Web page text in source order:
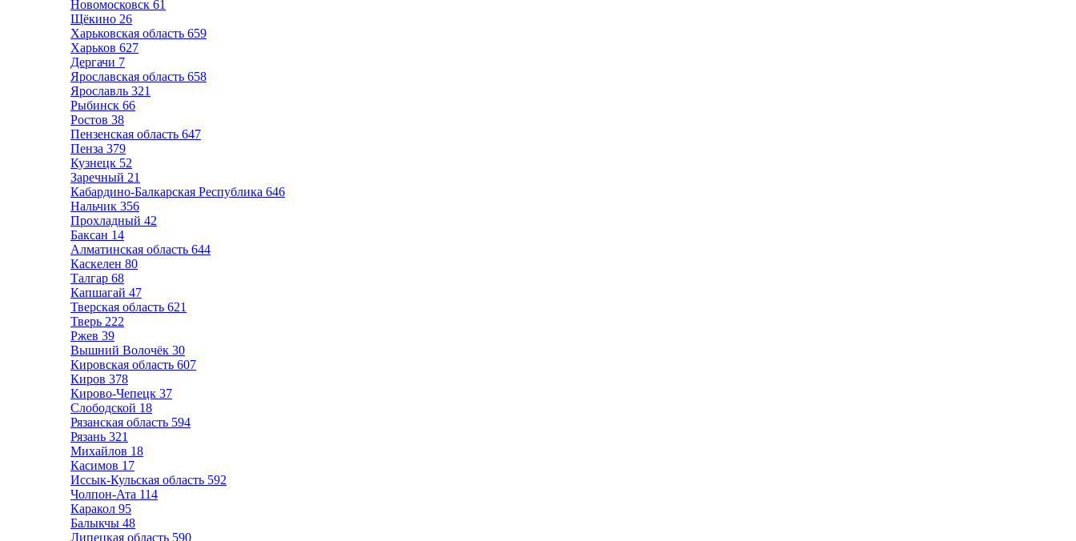
Новомосковск 61
Щёкино 26
Харьковская область 659
Харьков 627
Дергачи 7
Ярославская область 658
Ярославль 321
Рыбинск 66
Ростов 38
Пензенская область 647
Пенза 379
Кузнецк 52
Заречный 21
Кабардино-Балкарская Республика 646
Нальчик 356
Прохладный 42
Баксан 14
Алматинская область 644
Каскелен 80
Талгар 68
Капшагай 47
Тверская область 621
Тверь 222
Ржев 39
Вышний Волочёк 30
Кировская область 607
Киров 378
Кирово-Чепецк 37
Слободской 18
Рязанская область 594
Рязань 321
Михайлов 18
Касимов 17
Иссык-Кульская область 592
Чолпон-Ата 114
Каракол 95
Балыкчы 48
Липецкая область 590